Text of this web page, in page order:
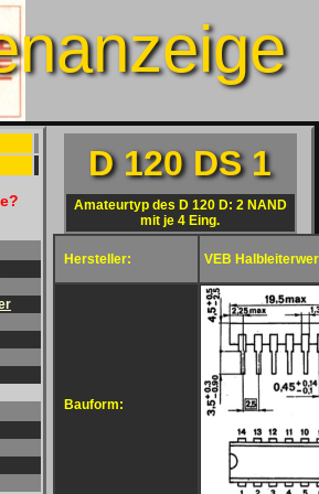
D 120 DS 1
Amateurtyp des D 120 D: 2 NAND
mit je 4 Eing.
Hersteller: VEB
Bauform: